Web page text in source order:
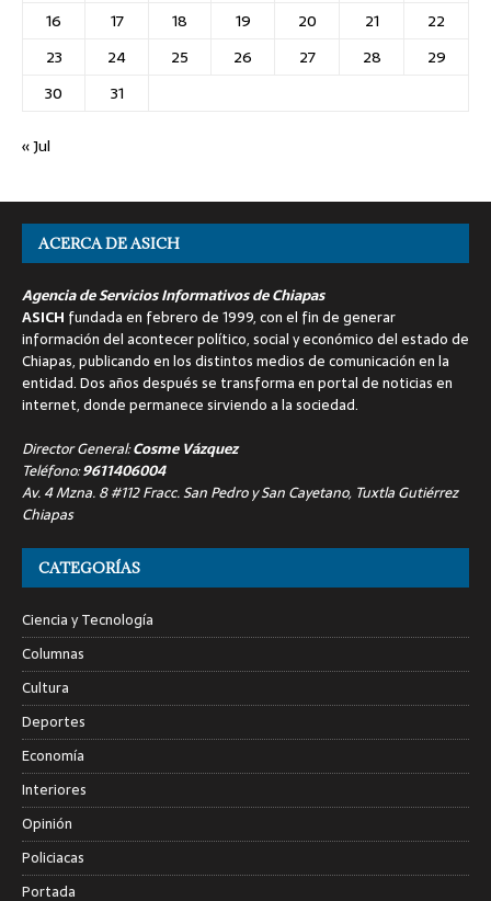
16
17 18 19 20 21
22
23
24 25 26 27 28
29
30
31
« Jul
ACERCA DE ASICH
Agencia de Servicios Informativos de Chiapas
ASICH fundada en febrero de 1999, con el fin de generar
información del acontecer político, social y económico del estado de
Chiapas, publicando en los distintos medios de comunicación en la
entidad. Dos años después se transforma en portal de noticias en
internet, donde permanece sirviendo a la sociedad.
Director General:Cosme Vázquez
Teléfono:9611406004
Av. 4 Mzna. 8 #112 Fracc. San Pedro y San Cayetano, Tuxtla Gutiérrez
Chiapas
CATEGORÍAS
Ciencia y Tecnología
Columnas
Cultura
Deportes
Economía
Interiores
Opinión
Policiacas
Portada